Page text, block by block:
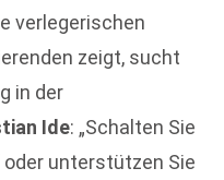
verlegerischen
zeigt, sucht
in der
Ide: „Schalten Sie
oder unterstützen Sie